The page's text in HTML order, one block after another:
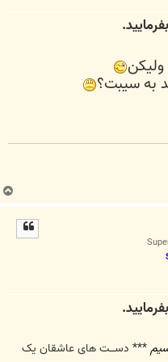
به سيبت؟
ب
ا
*** دســـت های عاشقان یک